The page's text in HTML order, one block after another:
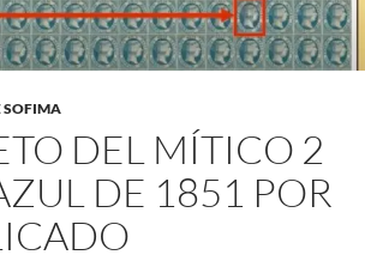
SOFIMA
DEL MÍTICO 2
DE 1851 POR